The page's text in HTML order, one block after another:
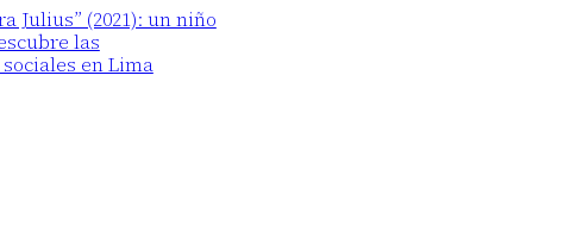
Julius” (2021): un niño
las
en Lima